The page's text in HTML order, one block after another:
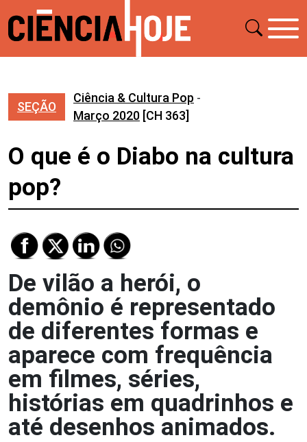
SEÇÃO
Ciência & Cultura Pop -
Março 2020 [CH 363]
O que é o Diabo na cultura
pop?
De vilão a herói, o
demônio é representado
de diferentes formas e
aparece com frequência
em filmes, séries,
histórias em quadrinhos e
até desenhos animados.